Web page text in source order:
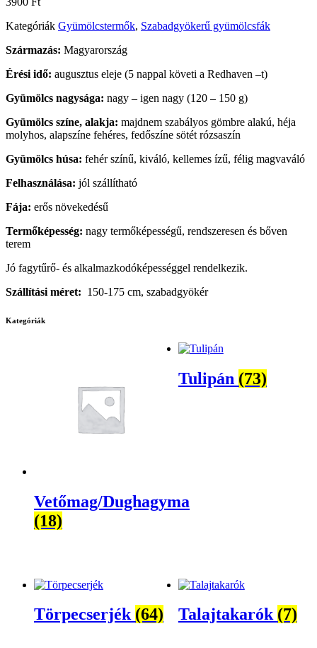
Kategóriák Gyümölcstermők, Szabadgyökerű gyümölcsfák
Származás: Magyarország
Érési idő: augusztus eleje (5 nappal követi a Redhaven –t)
Gyümölcs nagysága: nagy – igen nagy (120 – 150 g)
Gyümölcs színe, alakja: majdnem szabályos gömbre alakú, héja
molyhos, alapszíne fehéres, fedőszíne sötét rózsaszín
Gyümölcs húsa: fehér színű, kiváló, kellemes ízű, félig magvaváló
Felhasználása: jól szállítható
Fája: erős növekedésű
Termőképesség: nagy termőképességű, rendszeresen és bőven
terem
Jó fagytűrő- és alkalmazkodóképességgel rendelkezik.
Szállítási méret: 150-175 cm, szabadgyökér
Kategóriák
Vetőmag/Dughagyma
(18)
Tulipán (73)
Törpecserjék (64) Talajtakarók (7)